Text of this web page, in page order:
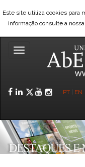
Este site utiliza cookies para
informação consulte a nossa
Toggle
Facebook
LinkedIn
Twitter
PT EN